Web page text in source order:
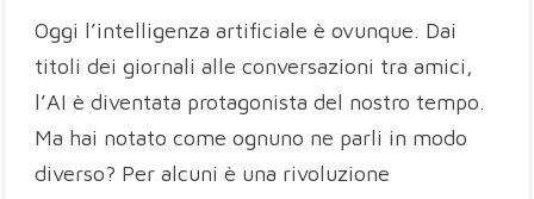
Oggi l’intelligenza artificiale è ovunque. Dai
titoli dei giornali alle conversazioni tra amici,
l’AI è diventata protagonista del nostro tempo.
Ma hai notato come ognuno ne parli in modo
diverso? Per alcuni è una rivoluzione